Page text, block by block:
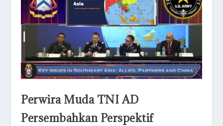
Perwira Muda TNI AD
Persembahkan Perspektif